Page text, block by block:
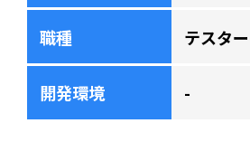
職種 テスタ
開発環境 -